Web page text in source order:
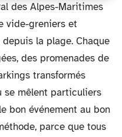
des Alpes-Maritimes
vide-greniers et
la plage. Chaque
des promenades de
transformés
se mêlent particuliers
bon événement au bon
parce que tous